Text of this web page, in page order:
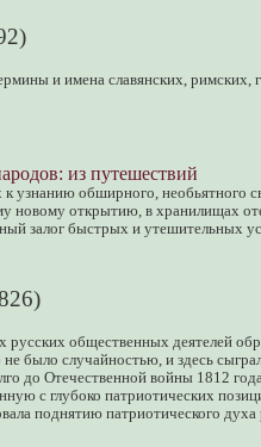
и имена славянских, римских,
из путешествий
узнанию обширного, необьятного
открытию, в хранилищах
залог быстрых и утешительных
общественных деятелей
не было случайностью, и здесь
до Отечественной войны 1812
с глубоко патриотических
поднятию патриотического духа